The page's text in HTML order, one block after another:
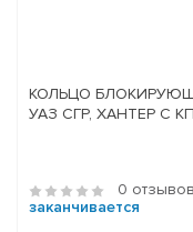
КОЛЬЦО
УАЗ СГР, ХАНТЕР С
0 отзывов
заканчивается